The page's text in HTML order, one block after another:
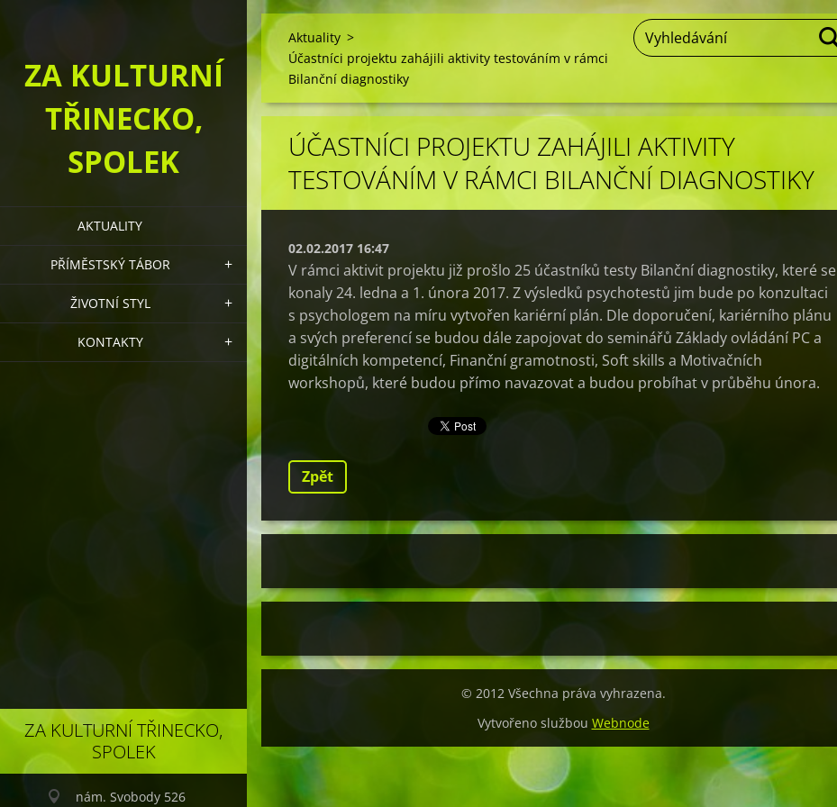
ZA KULTURNÍ
TŘINECKO,
SPOLEK
AKTUALITY
PŘÍMĚSTSKÝ TÁBOR
ŽIVOTNÍ STYL
KONTAKTY
ZA KULTURNÍ TŘINECKO,
SPOLEK
nám. Svobody 526
Aktuality >
Účastníci projektu zahájili aktivity testováním v rámci
Bilanční diagnostiky
ÚČASTNÍCI PROJEKTU ZAHÁJILI AKTIVITY
TESTOVÁNÍM V RÁMCI BILANČNÍ DIAGNOSTIKY
02.02.2017 16:47
V rámci aktivit projektu již prošlo 25 účastníků testy Bilanční diagnostiky, které se
konaly 24. ledna a 1. února 2017. Z výsledků psychotestů jim bude po konzultaci
s psychologem na míru vytvořen kariérní plán. Dle doporučení, kariérního plánu
a svých preferencí se budou dále zapojovat do seminářů Základy ovládání PC a
digitálních kompetencí, Finanční gramotnosti, Soft skills a Motivačních
workshopů, které budou přímo navazovat a budou probíhat v průběhu února.
Zpět
© 2012 Všechna práva vyhrazena.
Vytvořeno službou Webnode